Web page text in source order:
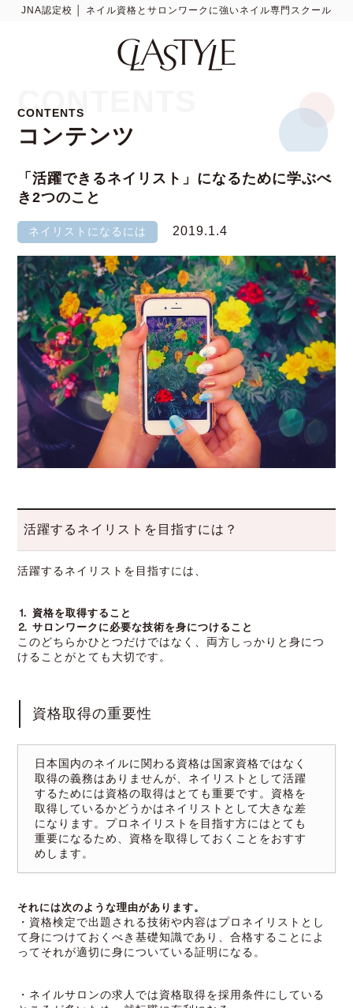
JNA認定校 │ ネイル資格とサロンワークに強いネイル専門スクール
CONTENTS
コンテンツ
CONTENTS
「活躍できるネイリスト」になるために学ぶべ
き2つのこと
ネイリストになるには 2019.1.4
活躍するネイリストを目指すには？
活躍するネイリストを目指すには、
⒈ 資格を取得すること
⒉ サロンワークに必要な技術を身につけること
このどちらかひとつだけではなく、両方しっかりと身につ
けることがとても大切です。
資格取得の重要性
日本国内のネイルに関わる資格は国家資格ではなく
取得の義務はありませんが、ネイリストとして活躍
するためには資格の取得はとても重要です。資格を
取得しているかどうかはネイリストとして大きな差
になります。プロネイリストを目指す方にはとても
重要になるため、資格を取得しておくことをおすす
めします。
それには次のような理由があります。
・資格検定で出題される技術や内容はプロネイリストとし
て身につけておくべき基礎知識であり、合格することによ
ってそれが適切に身についている証明になる。
・ネイルサロンの求人では資格取得を採用条件にしている